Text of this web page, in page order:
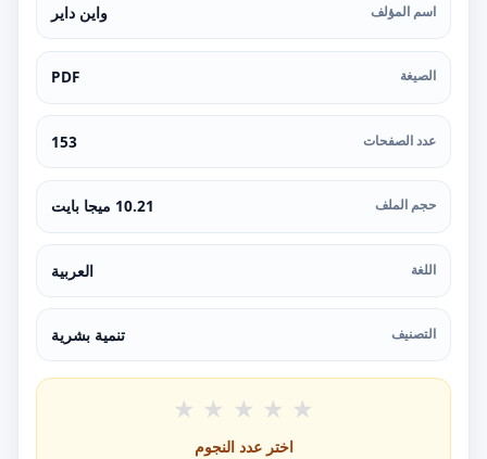
اسم المؤلف واين داير
الصيغة PDF
عدد الصفحات 153
حجم الملف 10.21 ميجا بايت
اللغة العربية
التصنيف تنمية بشرية
★ ★ ★ ★ ★
اختر عدد النجوم